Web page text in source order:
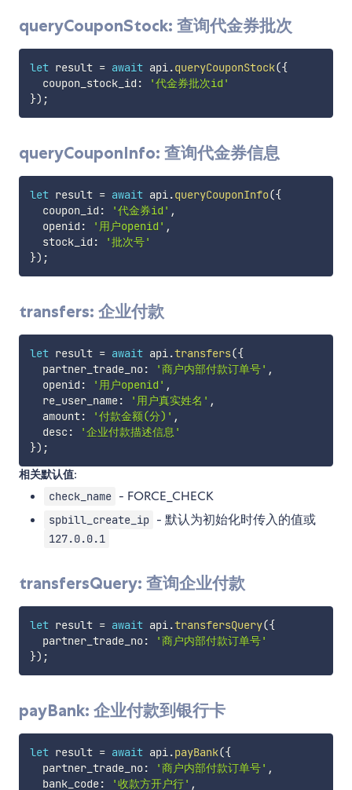
queryCouponStock: 查询代金券批次
let result = await api.queryCouponStock({
  coupon_stock_id
:
'代金券批次id'
}) ;
queryCouponInfo: 查询代金券信息
let result = await api.queryCouponInfo({
  coupon_id
: '代金券id' ,
  openid
: '用户openid' ,
  stock_id
:
'批次号'
}) ;
transfers: 企业付款
let result = await api.transfers({
  partner_trade_no
: '商户内部付款订单号' ,
  openid
: '用户openid' ,
  re_user_name
: '用户真实姓名' ,
  amount
: '付款金额(分)' ,
  desc
:
'企业付款描述信息'
}) ;
相关默认值:
check_name - FORCE_CHECK
spbill_create_ip - 默认为初始化时传入的值或
127.0.0.1
transfersQuery: 查询企业付款
let result = await api.transfersQuery({
  partner_trade_no
:
'商户内部付款订单号'
}) ;
payBank: 企业付款到银行卡
let result = await api.payBank({
  partner_trade_no
: '商户内部付款订单号' ,
  bank_code
: '收款方开户行' ,